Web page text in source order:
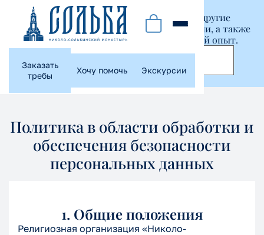
Заказать
требы
Хочу помочь Экскурсии
Политика в области обработки и
обеспечения безопасности
персональных данных
1. Общие положения
Религиозная организация «Николо-
Этот сайт использует куки-файлы и другие
технологии, чтобы помочь вам в навигации, а также
предоставить лучший пользовательский опыт.